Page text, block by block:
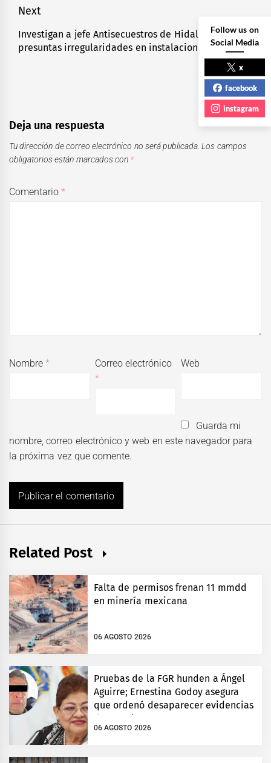
Next
Next
post:
Investigan a jefe Antisecuestros de Hidalgo por
presuntas irregularidades en instalaciones oficiales
Deja una respuesta
Tu dirección de correo electrónico no será publicada. Los campos
obligatorios están marcados con *
Comentario*
Nombre*
Correo electrónico
*
Web
Guarda mi
nombre, correo electrónico y web en este navegador para
la próxima vez que comente.
Related Post
Falta de permisos frenan 11 mmdd
en minería mexicana
06 AGOSTO 2026
Pruebas de la FGR hunden a Ángel
Aguirre; Ernestina Godoy asegura
que ordenó desaparecer evidencias
06 AGOSTO 2026
Follow us on
Social Media
x
facebook
instagram